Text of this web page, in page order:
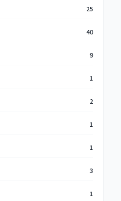
25
40
9
1
2
1
1
3
1